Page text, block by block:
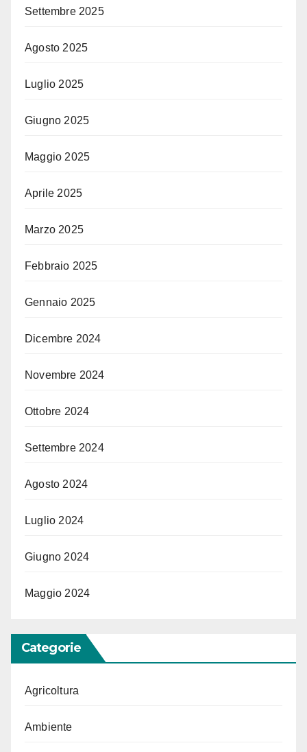
Settembre 2025
Agosto 2025
Luglio 2025
Giugno 2025
Maggio 2025
Aprile 2025
Marzo 2025
Febbraio 2025
Gennaio 2025
Dicembre 2024
Novembre 2024
Ottobre 2024
Settembre 2024
Agosto 2024
Luglio 2024
Giugno 2024
Maggio 2024
Categorie
Agricoltura
Ambiente